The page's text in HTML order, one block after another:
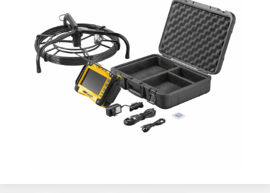
Kontaktai
Atsijungti
SIŲSTI